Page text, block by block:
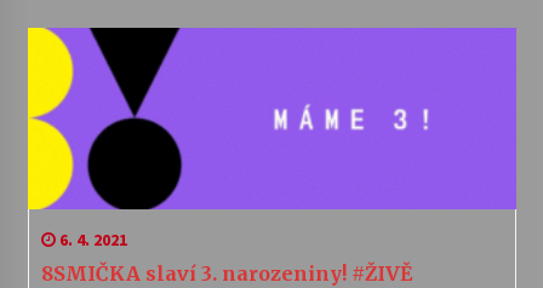
6. 4. 2021
8SMIČKA slaví 3. narozeniny! #ŽIVĚ